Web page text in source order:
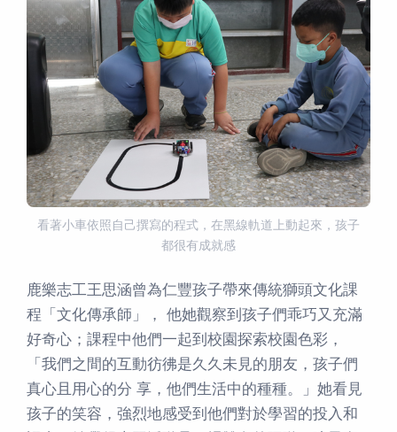
看著小車依照自己撰寫的程式，在黑線軌道上動起來，孩子
都很有成就感
鹿樂志工王思涵曾為仁豐孩子帶來傳統獅頭文化課
程「文化傳承師」， 他她觀察到孩子們乖巧又充滿
好奇心；課程中他們一起到校園探索校園色彩，
「我們之間的互動彷彿是久久未見的朋友，孩子們
真心且用心的分 享，他們生活中的種種。」她看見
孩子的笑容，強烈地感受到他們對於學習的投入和